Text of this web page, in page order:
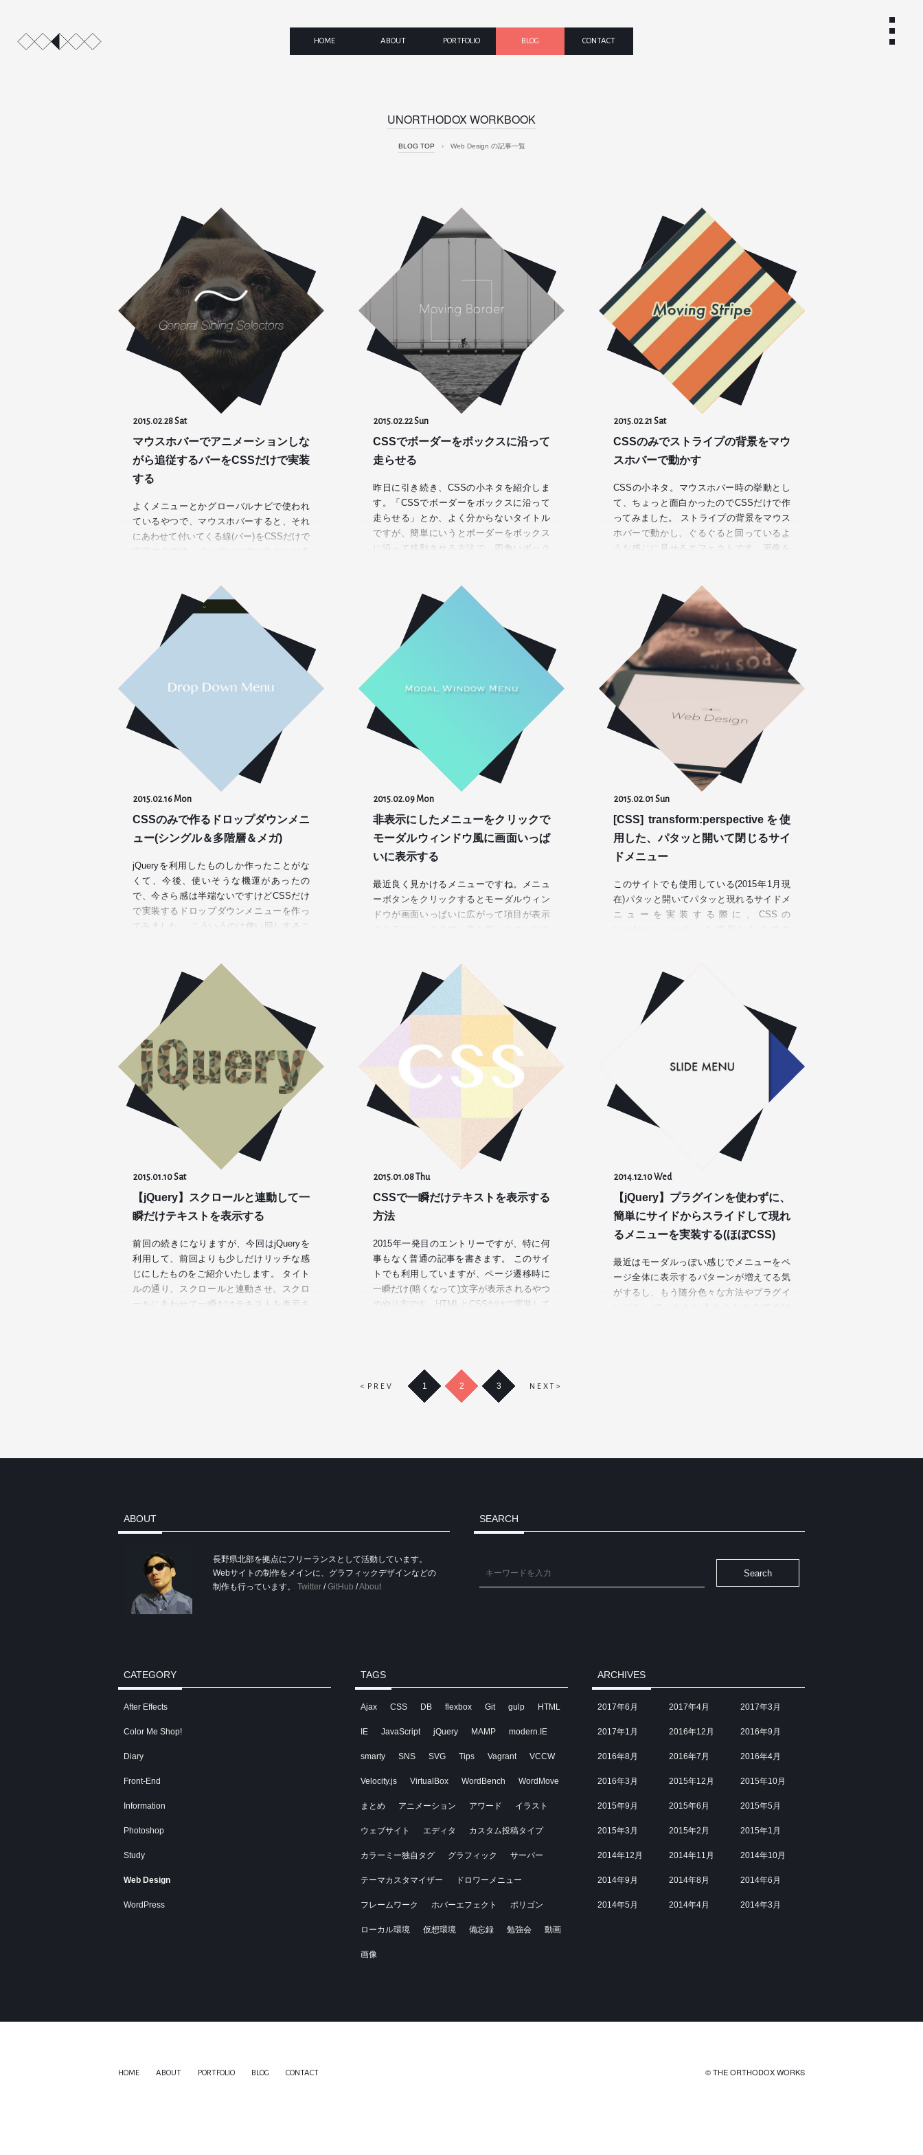
HOME ABOUT PORTFOLIO BLOG CONTACT
UNORTHODOX WORKBOOK
BLOG TOP › Web Design の記事一覧
2015.02.28 Sat
マウスホバーでアニメーションしな
がら追従するバーをCSSだけで実装
する
よくメニューとかグローバルナビで使われ
ているやつで、マウスホバーすると、それ
にあわせて付いてくる線(バー)をCSSだけで
2015.02.22 Sun
CSSでボーダーをボックスに沿って
走らせる
昨日に引き続き、CSSの小ネタを紹介しま
す。「CSSでボーダーをボックスに沿って
走らせる」とか、よく分からないタイトル
ですが、簡単にいうとボーダーをボックス
に沿って移動させる方法で、四角いボック
2015.02.21 Sat
CSSのみでストライプの背景をマウ
スホバーで動かす
CSSの小ネタ。マウスホバー時の挙動とし
て、ちょっと面白かったのでCSSだけで作
ってみました。 ストライプの背景をマウス
ホバーで動かし、ぐるぐると回っているよ
うな感じに見せるエフェクトです。画像を
2015.02.16 Mon
CSSのみで作るドロップダウンメニ
ュー(シングル＆多階層＆メガ)
jQueryを利用したものしか作ったことがな
くて、今後、使いそうな機運があったの
で、今さら感は半端ないですけどCSSだけ
で実装するドロップダウンメニューを作っ
てみました。 こういうのは使い回しするこ
2015.02.09 Mon
非表示にしたメニューをクリックで
モーダルウィンドウ風に画面いっぱ
いに表示する
最近良く見かけるメニューですね。メニュ
ーボタンをクリックするとモーダルウィン
ドウが画面いっぱいに広がって項目が表示
2015.02.01 Sun
[CSS] transform:perspectiveを使
用した、パタッと開いて閉じるサイ
ドメニュー
このサイトでも使用している(2015年1月現
在)パタッと開いてパタッと現れるサイドメ
ニューを実装する際に、CSSの
2015.01.10 Sat
【jQuery】スクロールと連動して一
瞬だけテキストを表示する
前回の続きになりますが、今回はjQueryを
利用して、前回よりも少しだけリッチな感
じにしたものをご紹介いたします。 タイト
ルの通り、スクロールと連動させ、スクロ
ールにあわせて一瞬だけテキストを表示さ
2015.01.08 Thu
CSSで一瞬だけテキストを表示する
方法
2015年一発目のエントリーですが、特に何
事もなく普通の記事を書きます。 このサイ
トでも利用していますが、ページ遷移時に
一瞬だけ(暗くなって)文字が表示されるやつ
のやり方です。HTMLとCSSだけで実装して
2014.12.10 Wed
【jQuery】プラグインを使わずに、
簡単にサイドからスライドして現れ
るメニューを実装する(ほぼCSS)
最近はモーダルっぽい感じでメニューをペ
ージ全体に表示するパターンが増えてる気
がするし、もう随分色々な方法やプラグイ
< PREV 1 2 3 NEXT >
ABOUT
長野県北部を拠点にフリーランスとして活動しています。
Webサイトの制作をメインに、グラフィックデザインなどの
制作も行っています。 Twitter /GitHub /About
SEARCH
CATEGORY
After Effects
Color Me Shop!
Diary
Front-End
Information
Photoshop
Study
Web Design
WordPress
TAGS
Ajax CSS DB flexbox Git gulp HTML
IE JavaScript jQuery MAMP modern.IE
smarty SNS SVG Tips Vagrant VCCW
Velocity.js VirtualBox WordBench WordMove
まとめ アニメーション アワード イラスト
ウェブサイト エディタ カスタム投稿タイプ
カラーミー独自タグ グラフィック サーバー
テーマカスタマイザー ドロワーメニュー
フレームワーク ホバーエフェクト ポリゴン
ローカル環境 仮想環境 備忘録 勉強会 動画
画像
ARCHIVES
2017年6月 2017年4月 2017年3月
2017年1月 2016年12月 2016年9月
2016年8月 2016年7月 2016年4月
2016年3月 2015年12月 2015年10月
2015年9月 2015年6月 2015年5月
2015年3月 2015年2月 2015年1月
2014年12月 2014年11月 2014年10月
2014年9月 2014年8月 2014年6月
2014年5月 2014年4月 2014年3月
HOME ABOUT PORTFOLIO BLOG CONTACT © THE ORTHODOX WORKS